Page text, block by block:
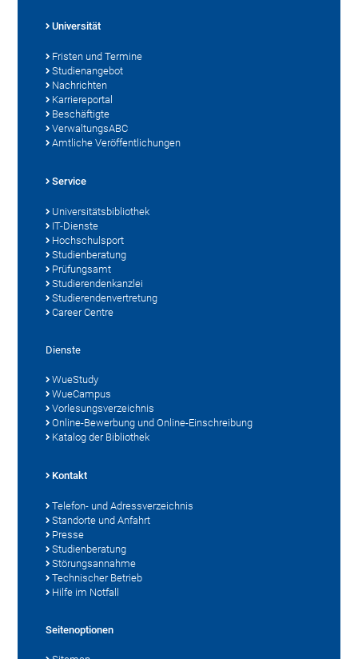
Universität
Fristen und Termine
Studienangebot
Nachrichten
Karriereportal
Beschäftigte
VerwaltungsABC
Amtliche Veröffentlichungen
Service
Universitätsbibliothek
IT-Dienste
Hochschulsport
Studienberatung
Prüfungsamt
Studierendenkanzlei
Studierendenvertretung
Career Centre
Dienste
WueStudy
WueCampus
Vorlesungsverzeichnis
Online-Bewerbung und Online-Einschreibung
Katalog der Bibliothek
Kontakt
Telefon- und Adressverzeichnis
Standorte und Anfahrt
Presse
Studienberatung
Störungsannahme
Technischer Betrieb
Hilfe im Notfall
Seitenoptionen